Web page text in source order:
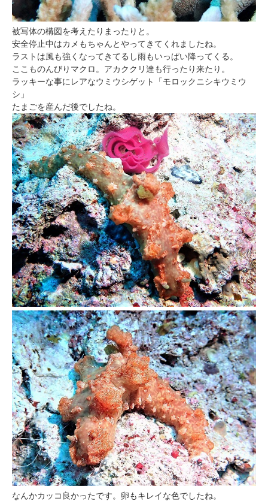
被写体の構図を考えたりまったりと。
安全停止中はカメもちゃんとやってきてくれましたね。
ラストは風も強くなってきてるし雨もいっぱい降ってくる。
ここものんびりマクロ。アカククリ達も行ったり来たり。
ラッキーな事にレアなウミウシゲット「モロックニシキウミウ
シ」
たまごを産んだ後でしたね。
なんかカッコ良かったです。卵もキレイな色でしたね。